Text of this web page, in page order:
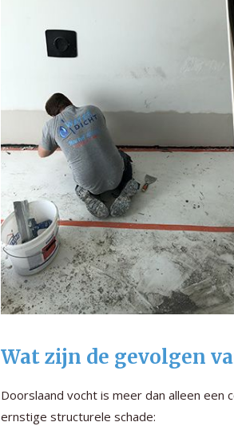
Wat zijn de gevolgen
Doorslaand vocht is meer dan alleen
ernstige structurele schade: